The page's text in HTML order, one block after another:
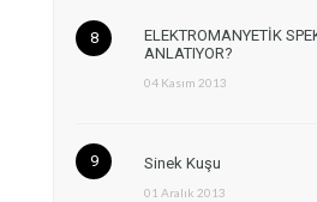
ELEKTROMANYETİK
ANLATIYOR?
04 Kasım 2013
Sinek Kuşu
01 Aralık 2013